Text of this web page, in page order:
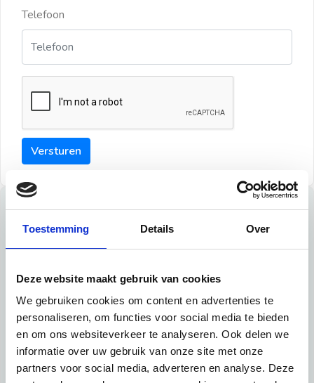
Toestemming Details Over
Deze website maakt gebruik van cookies
We gebruiken cookies om content en advertenties te
personaliseren, om functies voor social media te bieden
en om ons websiteverkeer te analyseren. Ook delen we
informatie over uw gebruik van onze site met onze
partners voor social media, adverteren en analyse. Deze
Telefoon
Versturen
Tips
Tip 1:
Schrijf een duidelijke introductie en geef de volgende
informatie mee:
Ben je student, werkachtig of werkzoekend